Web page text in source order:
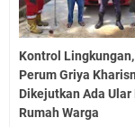
Kontrol
Perum Griya
Dikejutkan Ada Ular
Rumah Warga